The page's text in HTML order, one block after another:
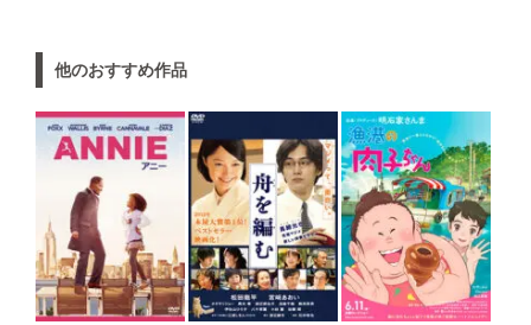
他のおすすめ作品